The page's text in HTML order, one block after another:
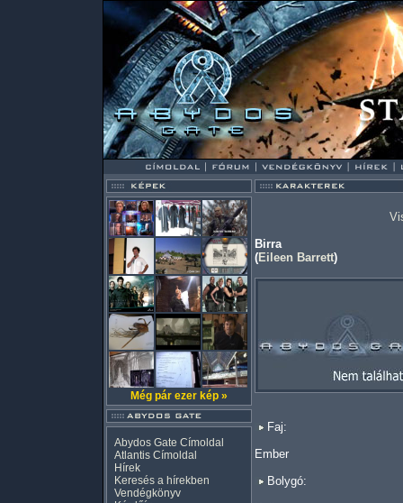
Még pár ezer kép »
Abydos Gate Címoldal
Atlantis Címoldal
Hírek
Keresés a hírekben
Vendégkönyv
Birra
(Eileen Barrett)
Faj:
Ember
Bolygó: